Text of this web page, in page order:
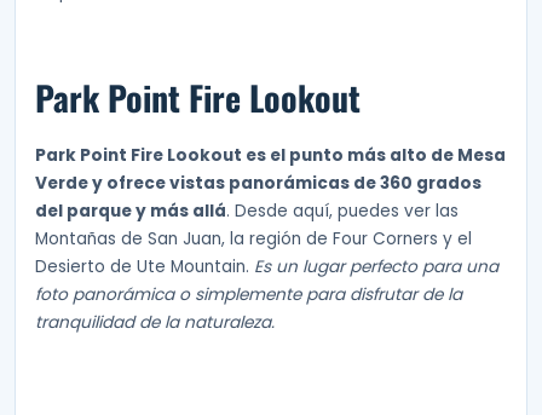
Park Point Fire Lookout
Park Point Fire Lookout es el punto más alto de Mesa
Verde y ofrece vistas panorámicas de 360 grados
del parque y más allá. Desde aquí, puedes ver las
Montañas de San Juan, la región de Four Corners y el
Desierto de Ute Mountain. Es un lugar perfecto para una
foto panorámica o simplemente para disfrutar de la
tranquilidad de la naturaleza.